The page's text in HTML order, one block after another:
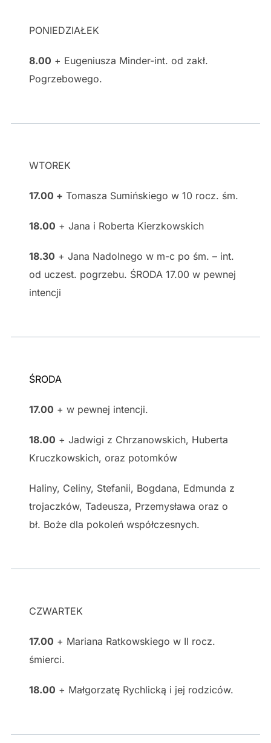
PONIEDZIAŁEK
8.00 + Eugeniusza Minder-int. od zakł.
Pogrzebowego.
WTOREK
17.00 + Tomasza Sumińskiego w 10 rocz. śm.
18.00 + Jana i Roberta Kierzkowskich
18.30 + Jana Nadolnego w m-c po śm. – int.
od uczest. pogrzebu. ŚRODA 17.00 w pewnej
intencji
ŚRODA
17.00 + w pewnej intencji.
18.00 + Jadwigi z Chrzanowskich, Huberta
Kruczkowskich, oraz potomków
Haliny, Celiny, Stefanii, Bogdana, Edmunda z
trojaczków, Tadeusza, Przemysława oraz o
bł. Boże dla pokoleń współczesnych.
CZWARTEK
17.00 + Mariana Ratkowskiego w II rocz.
śmierci.
18.00 + Małgorzatę Rychlicką i jej rodziców.